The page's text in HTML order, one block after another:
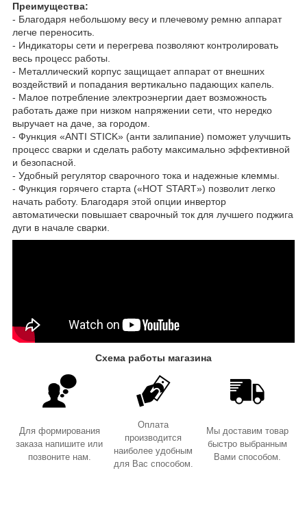
Преимущества:
- Благодаря небольшому весу и плечевому ремню аппарат
легче переносить.
- Индикаторы сети и перегрева позволяют контролировать
весь процесс работы.
- Металлический корпус защищает аппарат от внешних
воздействий и попадания вертикально падающих капель.
- Малое потребление электроэнергии дает возможность
работать даже при низком напряжении сети, что нередко
выручает на даче, за городом.
- Функция «ANTI STICK» (анти залипание) поможет улучшить
процесс сварки и сделать работу максимально эффективной
и безопасной.
- Удобный регулятор сварочного тока и надежные клеммы.
- Функция горячего старта («HOT START») позволит легко
начать работу. Благодаря этой опции инвертор
автоматически повышает сварочный ток для лучшего поджига
дуги в начале сварки.
Схема работы магазина
Для формирования
заказа напишите или
позвоните нам.
Оплата
производится
наиболее удобным
для Вас способом.
Мы доставим товар
быстро выбранным
Вами способом.